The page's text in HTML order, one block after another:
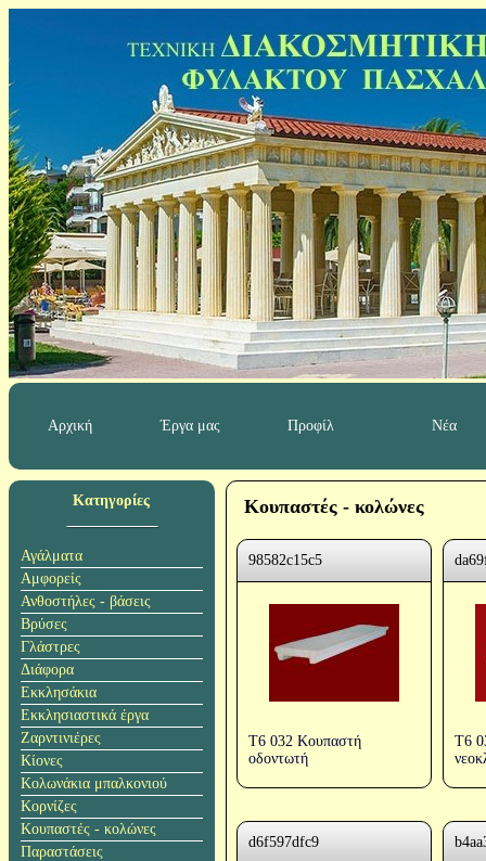
Αρχική Έργα μας Προφίλ Νέα
Κατηγορίες
Αγάλματα
Αμφορείς
Ανθοστήλες - βάσεις
Βρύσες
Γλάστρες
Διάφορα
Εκκλησάκια
Εκκλησιαστικά έργα
Ζαρντινιέρες
Κίονες
Κολωνάκια μπαλκονιού
Κορνίζες
Κουπαστές - κολώνες
Παραστάσεις
Κουπαστές - κολώνες
98582c15c5
T6 032 Κουπαστή
οδοντωτή
T6
d6f597dfc9